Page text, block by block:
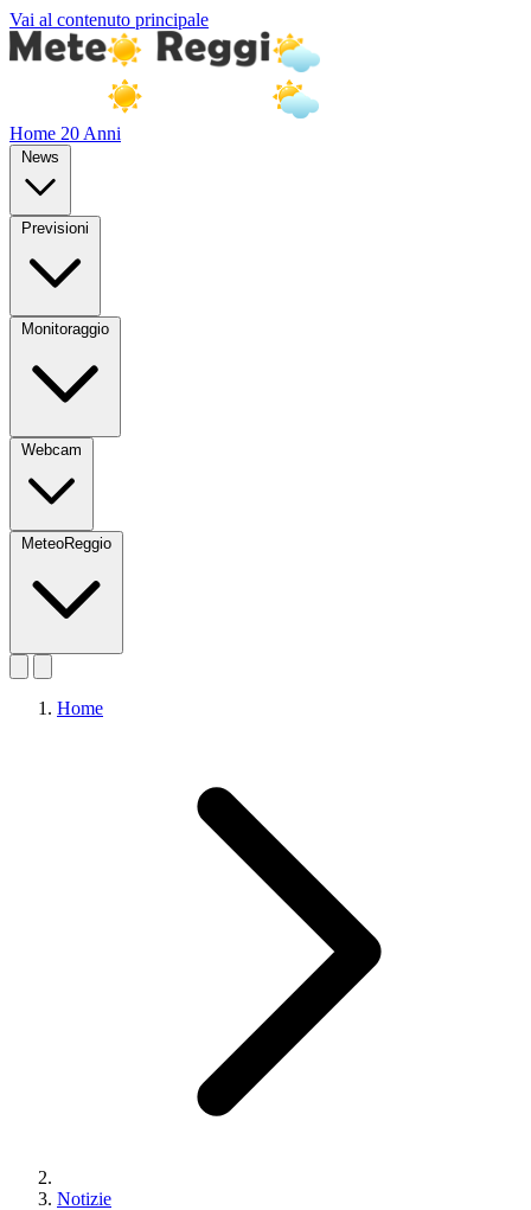
Vai al contenuto principale
Home 20 Anni
News
Previsioni
Monitoraggio
Webcam
MeteoReggio
Home
Notizie